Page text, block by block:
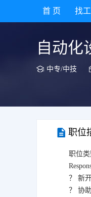
首 页 找
自动化
中专/中技
职位
职位
？ 新
？ 协